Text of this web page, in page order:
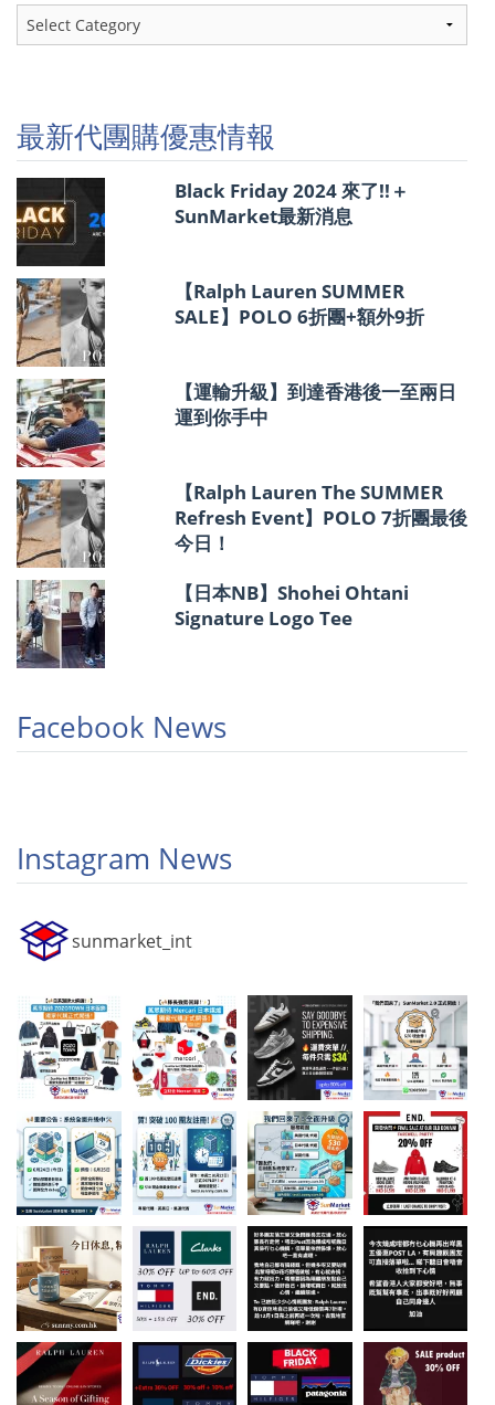
最
新
優
惠
情
報
最新代團購優惠情報
Black Friday 2024 來了!!＋
SunMarket最新消息
【Ralph Lauren SUMMER
SALE】POLO 6折團+額外9折
【運輸升級】到達香港後一至兩日
運到你手中
【Ralph Lauren The SUMMER
Refresh Event】POLO 7折團最後
今日！
【日本NB】Shohei Ohtani
Signature Logo Tee
Facebook News
Instagram News
sunmarket_int